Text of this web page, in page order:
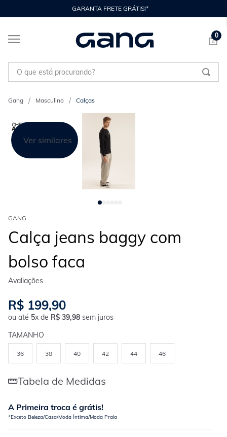
GARANTA FRETE GRÁTIS!*
0
O que está procurando?
Masculino Calças
Ver similares
GANG
Calça jeans baggy com
bolso faca
R$ 199,90
ou até 5x de R$ 39,98 sem juros
TAMANHO
36 38 40 42 44 46
Tabela de Medidas
A Primeira troca é grátis!
*Exceto Beleza/Casa/Moda Íntima/Moda Praia